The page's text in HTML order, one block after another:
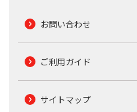
お問い合わせ
ご利用ガイド
サイトマップ